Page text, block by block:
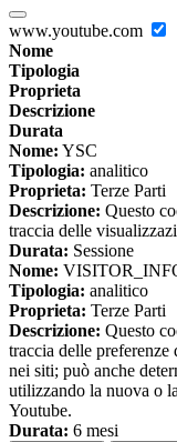
www.youtube.com
Nome
Tipologia
Proprieta
Descrizione
Durata
Nome: YSC
Tipologia: analitico
Proprieta: Terze Parti
Descrizione: Questo
traccia delle
Durata: Sessione
Nome:
Tipologia: analitico
Proprieta: Terze Parti
Descrizione: Questo
traccia delle
nei siti; può anche
utilizzando la nuova o
Youtube.
Durata: 6 mesi